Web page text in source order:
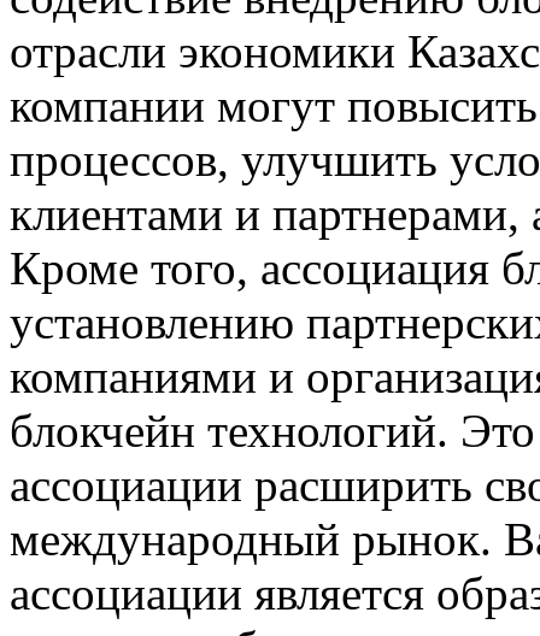
отрасли экономики
компании могут
процессов, улучшить
клиентами и партнерами,
Кроме того, ассоциация
установлению
компаниями и
блокчейн технологий.
ассоциации расширить
международный рынок.
ассоциации является